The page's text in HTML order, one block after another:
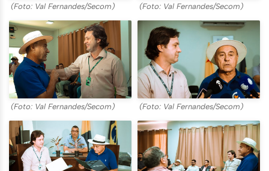
(Foto: Val Fernandes/Secom) (Foto: Val Fernandes/Secom)
(Foto: Val Fernandes/Secom) (Foto: Val Fernandes/Secom)